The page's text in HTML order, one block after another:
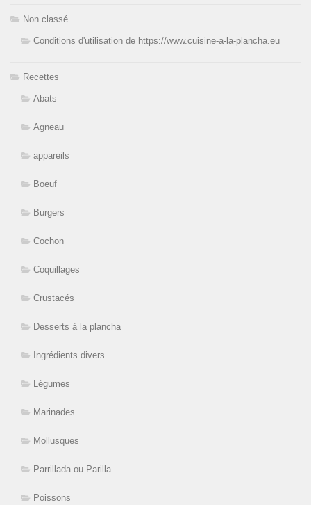
Non classé
Conditions d'utilisation de https://www.cuisine-a-la-plancha.eu
Recettes
Abats
Agneau
appareils
Boeuf
Burgers
Cochon
Coquillages
Crustacés
Desserts à la plancha
Ingrédients divers
Légumes
Marinades
Mollusques
Parrillada ou Parilla
Poissons